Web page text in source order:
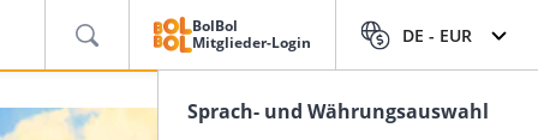
BolBol
Mitglieder-Login
DE - EUR
Sprach- und Währungsauswahl